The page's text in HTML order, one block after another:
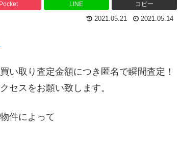
Pocket LINE コピー
2021.05.21 2021.05.14
い取り査定金額につき匿名で瞬間査定！
セスをお願い致します。
件によって